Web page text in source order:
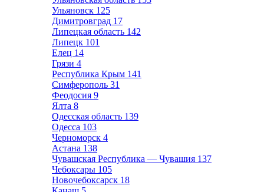
Ульяновск 125
Димитровград 17
Липецкая область 142
Липецк 101
Елец 14
Грязи 4
Республика Крым 141
Симферополь 31
Феодосия 9
Ялта 8
Одесская область 139
Одесса 103
Черноморск 4
Астана 138
Чувашская Республика — Чувашия 137
Чебоксары 105
Новочебоксарск 18